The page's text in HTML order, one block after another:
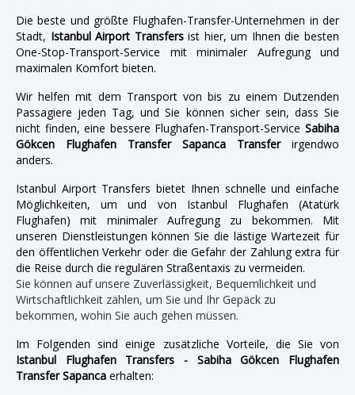
Die beste und größte Flughafen-Transfer-Unternehmen in der
Stadt, Istanbul Airport Transfersist hier, um Ihnen die besten
One-Stop-Transport-Service mit minimaler Aufregung und
maximalen Komfort bieten.
Wir helfen mit dem Transport von bis zu einem Dutzenden
Passagiere jeden Tag, und Sie können sicher sein, dass Sie
nicht finden, eine bessere Flughafen-Transport-Service Sabiha
Gökcen Flughafen Transfer Sapanca Transferirgendwo
anders.
Istanbul Airport Transfers bietet Ihnen schnelle und einfache
Möglichkeiten, um und von Istanbul Flughafen (Atatürk
Flughafen) mit minimaler Aufregung zu bekommen. Mit
unseren Dienstleistungen können Sie die lästige Wartezeit für
den öffentlichen Verkehr oder die Gefahr der Zahlung extra für
die Reise durch die regulären Straßentaxis zu vermeiden.
Sie können auf unsere Zuverlässigkeit, Bequemlichkeit und
Wirtschaftlichkeit zählen, um Sie und Ihr Gepäck zu
bekommen, wohin Sie auch gehen müssen.
Im Folgenden sind einige zusätzliche Vorteile, die Sie von
Istanbul Flughafen Transfers - Sabiha Gökcen Flughafen
Transfer Sapanca erhalten: